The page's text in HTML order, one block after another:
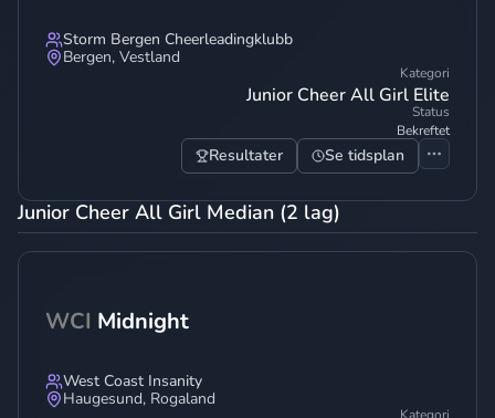
Storm Bergen Cheerleadingklubb
Bergen, Vestland
Kategori
Junior Cheer All Girl Elite
Status
Bekreftet
Resultater Se tidsplan
Junior Cheer All Girl Median (2 lag)
WCI Midnight
West Coast Insanity
Haugesund, Rogaland
Kategori